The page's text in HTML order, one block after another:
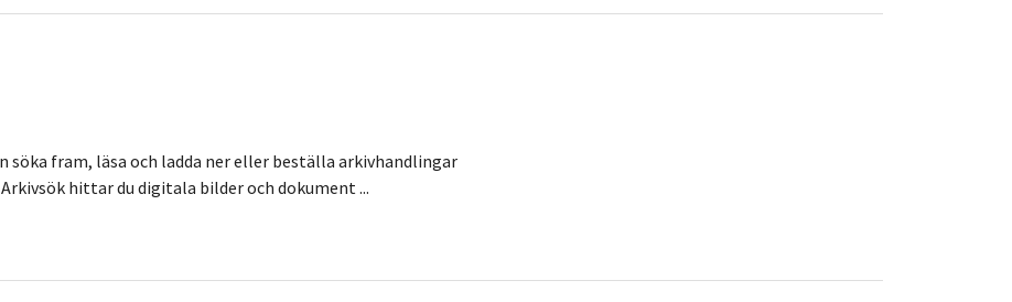
söka fram, läsa och ladda ner eller beställa arkivhandlingar
hittar du digitala bilder och dokument ...